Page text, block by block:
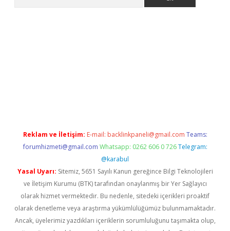
Reklam ve İletişim: E-mail: backlinkpaneli@gmail.com Teams:
forumhizmeti@gmail.com Whatsapp: 0262 606 0 726 Telegram:
@karabul
Yasal Uyarı: Sitemiz, 5651 Sayılı Kanun gereğince Bilgi Teknolojileri
ve İletişim Kurumu (BTK) tarafından onaylanmış bir Yer Sağlayıcı
olarak hizmet vermektedir. Bu nedenle, sitedeki içerikleri proaktif
olarak denetleme veya araştırma yükümlülüğümüz bulunmamaktadır.
Ancak, üyelerimiz yazdıkları içeriklerin sorumluluğunu taşımakta olup,